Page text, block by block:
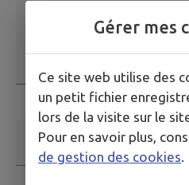
Ce champ est obligatoire
Adresse email*
Gérer mes
Ce site web utilise des
un petit fichier
lors de la visite sur le
Pour en savoir plus,
de gestion des cookies